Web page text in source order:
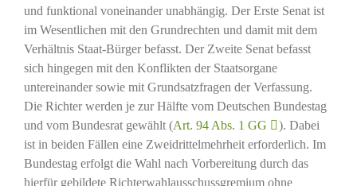
und funktional voneinander unabhängig. Der Erste Senat ist
im Wesentlichen mit den Grundrechten und damit mit dem
Verhältnis Staat-Bürger befasst. Der Zweite Senat befasst
sich hingegen mit den Konflikten der Staatsorgane
untereinander sowie mit Grundsatzfragen der Verfassung.
Die Richter werden je zur Hälfte vom Deutschen Bundestag
und vom Bundesrat gewählt (Art. 94 Abs. 1 GG
). Dabei
ist in beiden Fällen eine Zweidrittelmehrheit erforderlich. Im
Bundestag erfolgt die Wahl nach Vorbereitung durch das
hierfür gebildete Richterwahlausschussgremium ohne